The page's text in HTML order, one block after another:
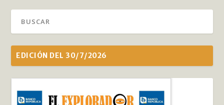
EDICIÓN DEL 30/7/2026